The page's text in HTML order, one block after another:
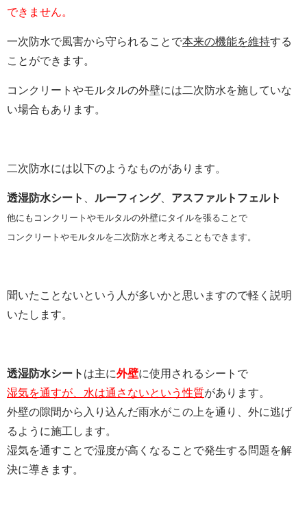
できません。
一次防水で風害から守られることで本来の機能を維持する
ことができます。
コンクリートやモルタルの外壁には二次防水を施していな
い場合もあります。
二次防水には以下のようなものがあります。
透湿防水シート ルーフィング、 アスファルトフェルト
他にもコンクリートやモルタルの外壁にタイルを張ることで
コンクリートやモルタルを二次防水と考えることもできます。
聞いたことないという人が多いかと思いますので軽く説明
いたします。
透湿防水シート は主に外壁に使用されるシートで
湿気を通すが、水は通さないという性質があります。
外壁の隙間から入り込んだ雨水がこの上を通り、外に逃げ
るように施工します。
湿気を通すことで湿度が高くなることで発生する問題を解
決に導きます。